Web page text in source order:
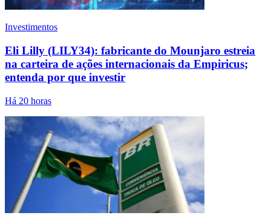
Investimentos
Eli Lilly (LILY34): fabricante do Mounjaro estreia
na carteira de ações internacionais da Empiricus;
entenda por que investir
Há 20 horas